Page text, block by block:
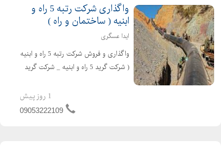
واگذاری شرکت رتبه 5 راه و
ابنیه ( ساختمان و راه )
ایدا عسگری
واگذاری و فروش شرکت رتبه 5 راه و ابنیه
( شرکت گرید 5 راه و ابنیه _ شرکت گرید
سهامی خاص تازه تاسیس و بدون کارکرد
و بدهی دارای اعتبار کارتکس ساجاری و
1 روز پیش
09053222109